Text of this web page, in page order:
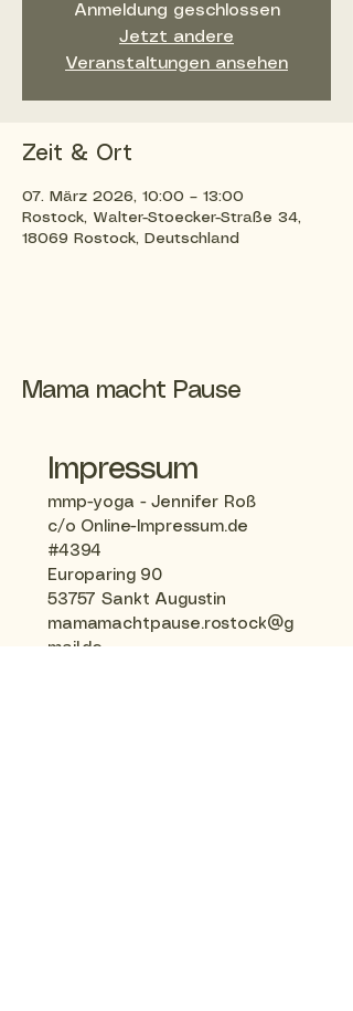
Anmeldung geschlossen
Jetzt andere
Veranstaltungen ansehen
Zeit & Ort
07. März 2026, 10:00 – 13:00
Rostock, Walter-Stoecker-Straße 34,
18069 Rostock, Deutschland
Mama macht Pause
Impressum
mmp-yoga - Jennifer Roß
c/o Online-Impressum.de
#4394
Europaring 90
53757 Sankt Augustin
mamamachtpause.rostock@g
mail.de